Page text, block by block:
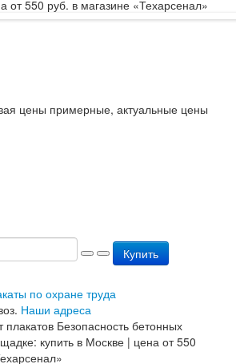
ОВП
офертацены примерные, актуальные цены
Купить
по охране труда
Наши адреса